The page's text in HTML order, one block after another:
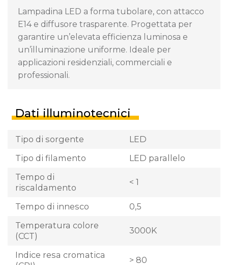
Lampadina LED a forma tubolare, con attacco
E14 e diffusore trasparente. Progettata per
garantire un’elevata efficienza luminosa e
un’illuminazione uniforme. Ideale per
applicazioni residenziali, commerciali e
professionali.
Dati illuminotecnici
Tipo di sorgente
LED
Tipo di filamento
LED parallelo
Tempo di
riscaldamento
< 1
Tempo di innesco
0,5
Temperatura colore
(CCT)
3000K
Indice resa cromatica
> 80